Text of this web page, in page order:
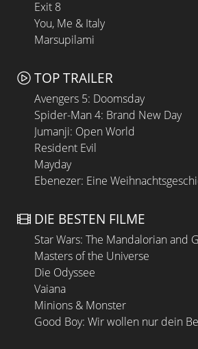
Exit 8
You, Me & Italy
Marsupilami
TOP TRAILER
Avengers 5: Doomsday
Spider-Man 4: Brand New Day
Jumanji: Open World
Resident Evil
Mayday
Ebenezer: Eine
DIE BESTEN FILME
Star Wars: The Mandalorian and
Masters of the Universe
Die Odyssee
Vaiana
Minions & Monster
Good Boy: Wir wollen nur dein